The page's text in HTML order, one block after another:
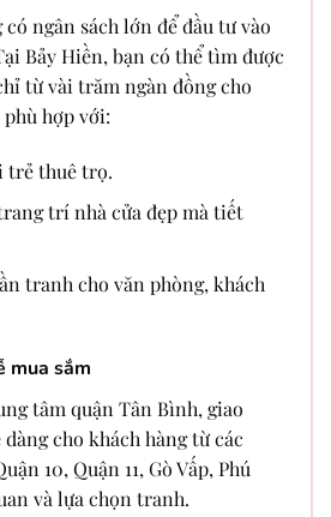
ngân sách lớn để đầu tư vào
Bảy Hiền, bạn có thể tìm được
từ vài trăm ngàn đồng cho
hợp với:
trẻ thuê trọ.
trí nhà cửa đẹp mà tiết
tranh cho văn phòng, khách
mua sắm
tâm quận Tân Bình, giao
cho khách hàng từ các
10, Quận 11, Gò Vấp, Phú
và lựa chọn tranh.